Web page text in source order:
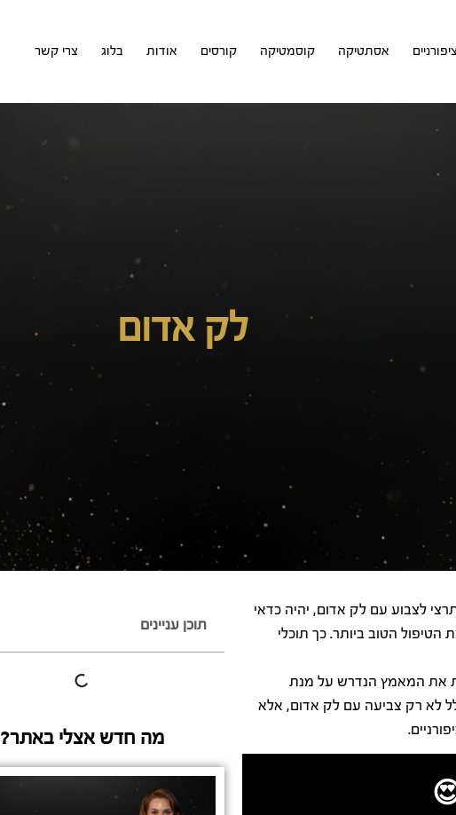
ציפורניים אסתטיקה קוסמטיקה קורסים אודות בלוג צרי קשר
לק אדום
לצבוע עם לק אדום, יהיה כדאי
הטוב ביותר. כך תוכלי
את המאמץ הנדרש על מנת
לא רק צביעה עם לק אדום, אלא
תוכן עניינים
מה חדש אצלי באתר?